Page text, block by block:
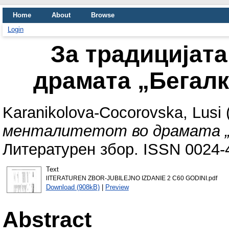
Home About
Browse
Login
За
драмата
Karanikolova-Cocorovska, Lusi
менталитетот во драмата
Литературен збор. ISSN
Text
lITERATUREN ZBOR-JUBILEJNO IZDANIE 2 C60 GODINI.pdf
Download (908kB)| Preview
Abstract